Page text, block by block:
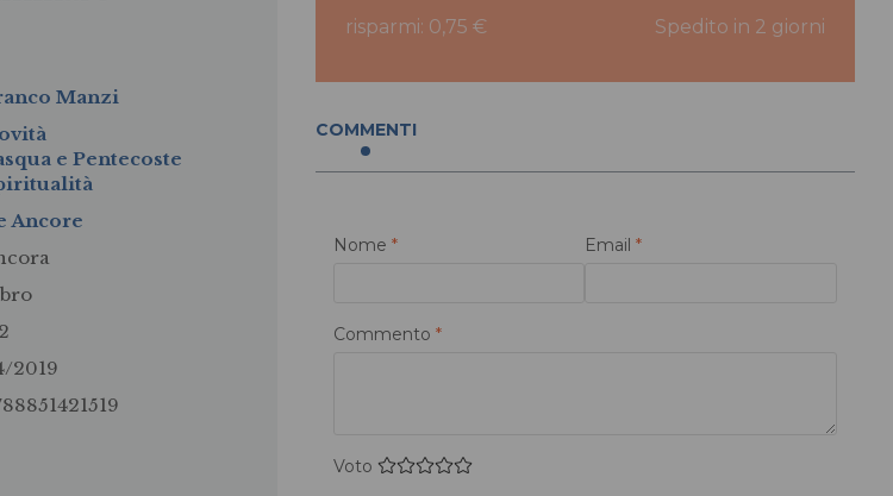
Manzi
e Pentecoste
Ancore
2019
risparmi: 0,75 € Spedito in 2 giorni
COMMENTI
Nome * Email*
Commento *
Voto